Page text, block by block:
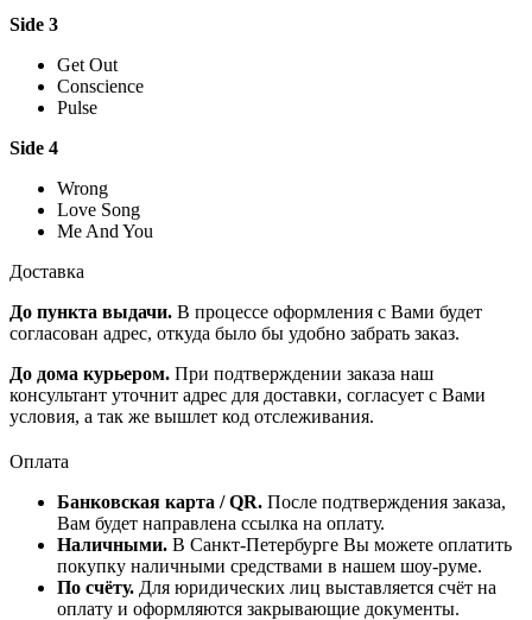
Side 3
Get Out
Conscience
Pulse
Side 4
Wrong
Love Song
Me And You
Доставка
До пункта выдачи. В процессе оформления с Вами будет
согласован адрес, откуда было бы удобно забрать заказ.
До дома курьером. При подтверждении заказа наш
консультант уточнит адрес для доставки, согласует с Вами
условия, а так же вышлет код отслеживания.
Оплата
Банковская карта / QR. После подтверждения заказа,
Вам будет направлена ссылка на оплату.
Наличными. В Санкт-Петербурге Вы можете оплатить
покупку наличными средствами в нашем шоу-руме.
По счёту. Для юридических лиц выставляется счёт на
оплату и оформляются закрывающие документы.